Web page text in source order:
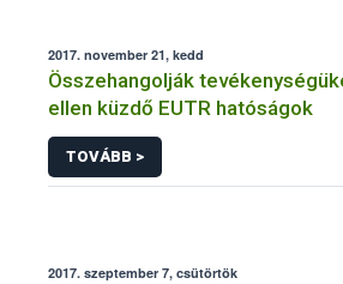
2017. november 21, kedd
Összehangolják
ellen küzdő EUTR hatóságok
TOVÁBB >
2017. szeptember 7, csütörtök